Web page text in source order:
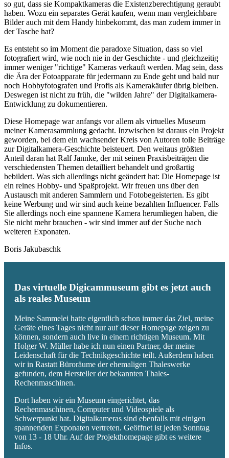
so gut, dass sie Kompaktkameras die Existenzberechtigung geraubt
haben. Wozu ein separates Gerät kaufen, wenn man vergleichbare
Bilder auch mit dem Handy hinbekommt, das man zudem immer in
der Tasche hat?
Es entsteht so im Moment die paradoxe Situation, dass so viel
fotografiert wird, wie noch nie in der Geschichte - und gleichzeitig
immer weniger "richtige" Kameras verkauft werden. Mag sein, dass
die Ära der Fotoapparate für jedermann zu Ende geht und bald nur
noch Hobbyfotografen und Profis als Kamerakäufer übrig bleiben.
Deswegen ist nicht zu früh, die "wilden Jahre" der Digitalkamera-
Entwicklung zu dokumentieren.
Diese Homepage war anfangs vor allem als virtuelles Museum
meiner Kamerasammlung gedacht. Inzwischen ist daraus ein Projekt
geworden, bei dem ein wachsender Kreis von Autoren tolle Beiträge
zur Digitalkamera-Geschichte beisteuert. Den weitaus größten
Anteil daran hat Ralf Jannke, der mit seinen Praxisbeiträgen die
verschiedensten Themen detailliert behandelt und großartig
bebildert. Was sich allerdings nicht geändert hat: Die Homepage ist
ein reines Hobby- und Spaßprojekt. Wir freuen uns über den
Austausch mit anderen Sammlern und Fotobegeisterten. Es gibt
keine Werbung und wir sind auch keine bezahlten Influencer. Falls
Sie allerdings noch eine spannene Kamera herumliegen haben, die
Sie nicht mehr brauchen - wir sind immer auf der Suche nach
weiteren Exponaten.
Boris Jakubaschk
Das virtuelle Digicammuseum gibt es jetzt auch
als reales Museum
Meine Sammelei hatte eigentlich schon immer das Ziel, meine
Geräte eines Tages nicht nur auf dieser Homepage zeigen zu
können, sondern auch live in einem richtigen Museum. Mit
Holger W. Müller habe ich nun einen Partner, der meine
Leidenschaft für die Technikgeschichte teilt. Außerdem haben
wir in Rastatt Büroräume der ehemaligen Thaleswerke
gefunden, dem Hersteller der bekannten Thales-
Rechenmaschinen.
Dort haben wir ein Museum eingerichtet, das
Rechenmaschinen, Computer und Videospiele als
Schwerpunkt hat. Digitalkameras sind ebenfalls mit einigen
spannenden Exponaten vertreten. Geöffnet ist jeden Sonntag
von 13 - 18 Uhr. Auf der Projekthomepage gibt es weitere
Infos.